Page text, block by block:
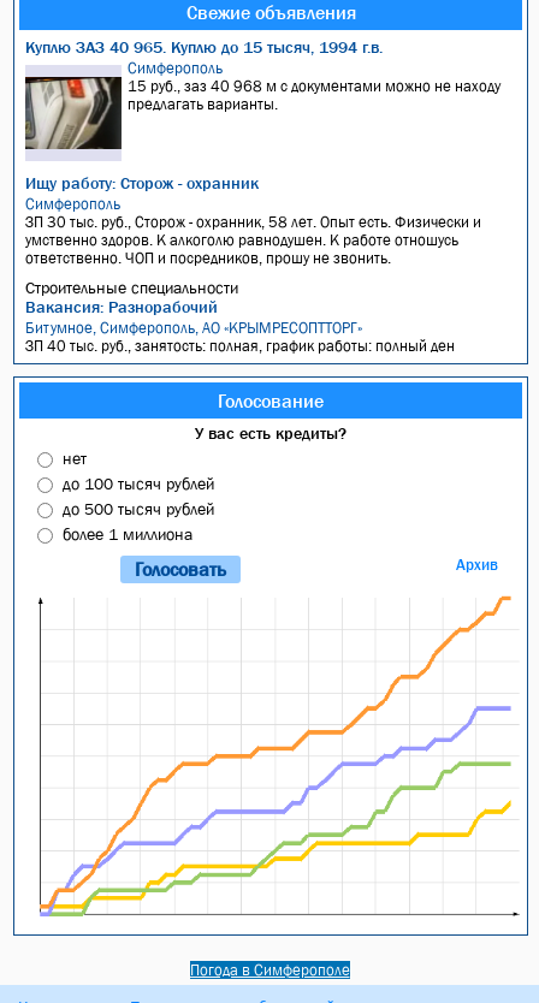
Свежие объявления
Куплю ЗАЗ 40 965. Куплю до 15 тысяч, 1994 г.в.
Симферополь
15 руб., заз 40 968 м с документами можно не находу
предлагать варианты.
Ищу работу: Сторож - охранник
Симферополь
ЗП 30 тыс. руб., Сторож - охранник, 58 лет. Опыт есть. Физически и
умственно здоров. К алкоголю равнодушен. К работе отношусь
ответственно. ЧОП и посредников, прошу не звонить.
Строительные специальности
Вакансия: Разнорабочий
Битумное, Симферополь, АО «КРЫМРЕСОПТТОРГ»
ЗП 40 тыс. руб., занятость: полная, график работы: полный ден
Голосование
У вас есть кредиты?
нет
до 100 тысяч рублей
до 500 тысяч рублей
более 1 миллиона
Архив
Погода в Симферополе